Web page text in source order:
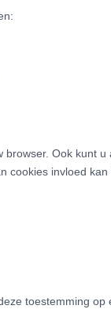
Ook kunt
cookies invloed
toestemming